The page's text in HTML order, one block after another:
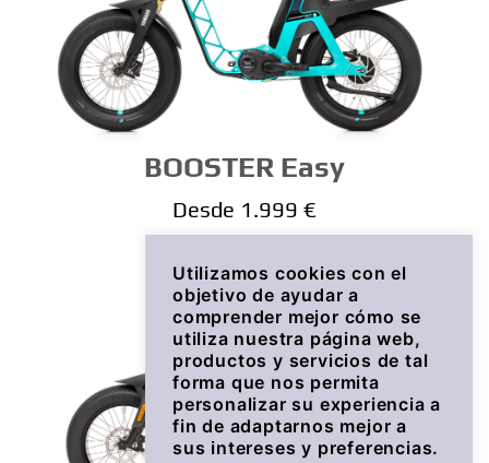
BOOSTER Easy
Desde 1.999 €
Utilizamos cookies con el
objetivo de ayudar a
comprender mejor cómo se
utiliza nuestra página web,
productos y servicios de tal
forma que nos permita
personalizar su experiencia a
fin de adaptarnos mejor a
sus intereses y preferencias.